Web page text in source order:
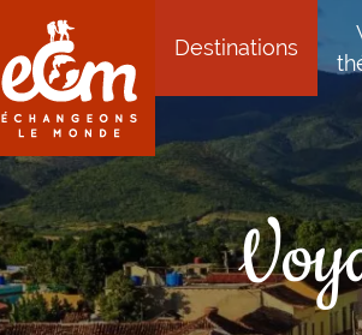
Destinations